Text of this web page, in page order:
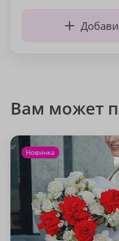
Вам может
Новинка